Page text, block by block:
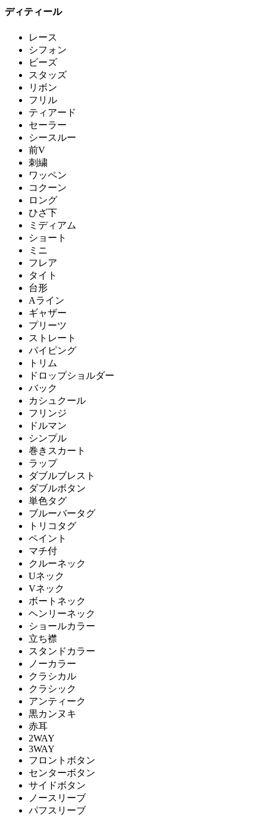
ディティール
レース
シフォン
ビーズ
スタッズ
リボン
フリル
ティアード
セーラー
シースルー
前V
刺繍
ワッペン
コクーン
ロング
ひざ下
ミディアム
ショート
ミニ
フレア
タイト
台形
Aライン
ギャザー
プリーツ
ストレート
パイピング
トリム
ドロップショルダー
バック
カシュクール
フリンジ
ドルマン
シンプル
巻きスカート
ラップ
ダブルブレスト
ダブルボタン
単色タグ
ブルーバータグ
トリコタグ
ペイント
マチ付
クルーネック
Uネック
Vネック
ボートネック
ヘンリーネック
ショールカラー
立ち襟
スタンドカラー
ノーカラー
クラシカル
クラシック
アンティーク
黒カンヌキ
赤耳
2WAY
3WAY
フロントボタン
センターボタン
サイドボタン
ノースリーブ
パフスリーブ